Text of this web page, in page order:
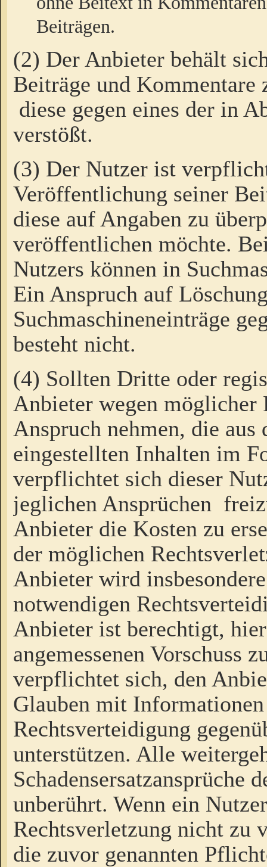
Beiträgen.
(2) Der Anbieter behält
Beiträge und Kommentare
diese gegen eines der in
verstößt.
(3) Der Nutzer ist
Veröffentlichung seiner
diese auf Angaben zu
veröffentlichen möchte.
Nutzers können in
Ein Anspruch auf
Suchmaschineneinträge
besteht nicht.
(4) Sollten Dritte oder
Anbieter wegen möglicher
Anspruch nehmen, die
eingestellten Inhalten im
verpflichtet sich dieser
jeglichen Ansprüchen
Anbieter die Kosten zu
der möglichen
Anbieter wird
notwendigen
Anbieter ist berechtigt,
angemessenen Vorschuss
verpflichtet sich, den
Glauben mit
Rechtsverteidigung
unterstützen. Alle
Schadensersatzansprüche
unberührt. Wenn ein
Rechtsverletzung nicht zu
die zuvor genannten